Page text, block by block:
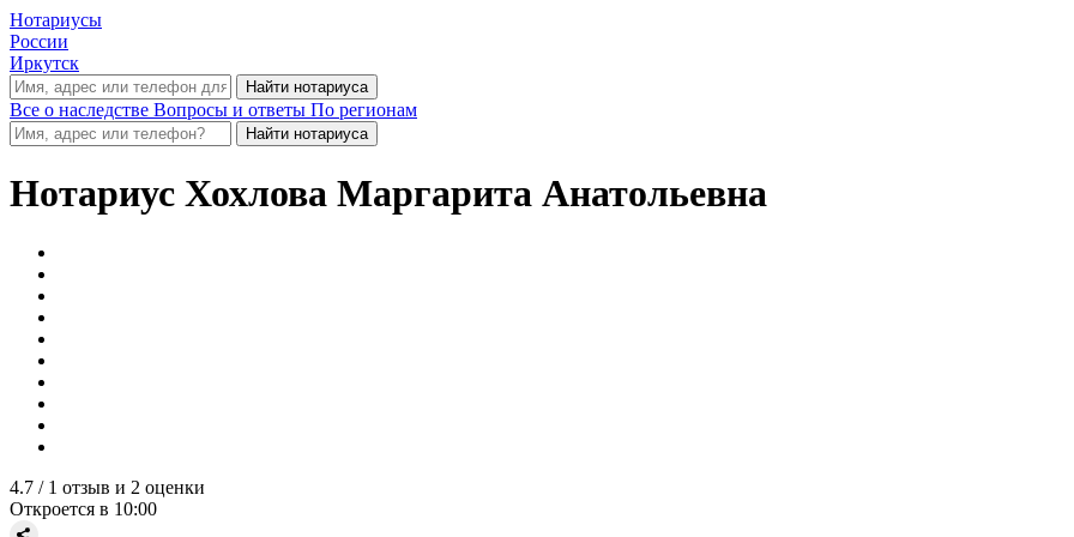
Нотариусы
России
Иркутск
Все о наследстве Вопросы и ответы По регионам
Нотариус Хохлова Маргарита Анатольевна
4.7 / 1 отзыв и 2 оценки
Откроется в 10:00